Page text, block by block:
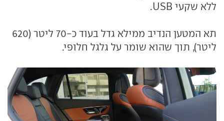
ללא שקעי USB.
תא המטען הנדיב ממילא גדל בעוד כ-70 ליטר (620
ליטר), תוך שהוא שומר על גלגל חלופי.